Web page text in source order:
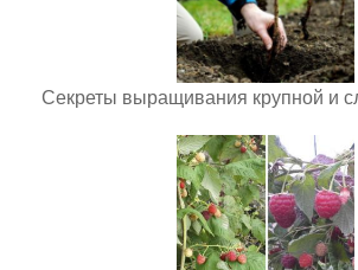
Секреты выращивания крупной и